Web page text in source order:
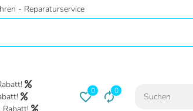
- Eigene Parkplätze
0 0